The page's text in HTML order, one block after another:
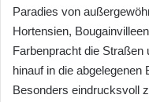
Paradies von
Hortensien,
Farbenpracht die Straßen
hinauf in die
Besonders eindrucksvoll